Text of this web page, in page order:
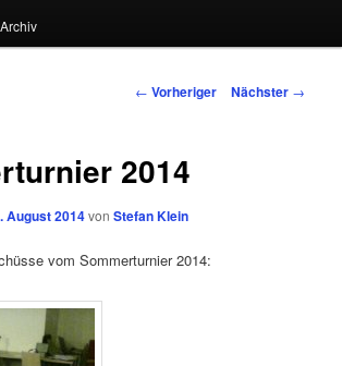
Archiv
Beitragsnavigation
← Vorheriger Nächster →
2014
August 2014vonStefan Klein
vom Sommerturnier 2014: